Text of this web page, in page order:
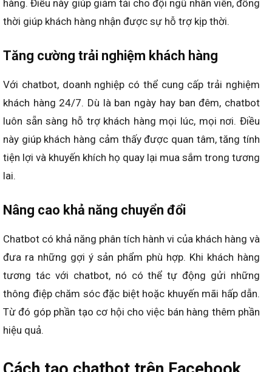
hàng. Điều này giúp giảm tải cho đội ngũ nhân viên, đồng
thời giúp khách hàng nhận được sự hỗ trợ kịp thời.
Tăng cường trải nghiệm khách hàng
Với chatbot, doanh nghiệp có thể cung cấp trải nghiệm
khách hàng 24/7. Dù là ban ngày hay ban đêm, chatbot
luôn sẵn sàng hỗ trợ khách hàng mọi lúc, mọi nơi. Điều
này giúp khách hàng cảm thấy được quan tâm, tăng tính
tiện lợi và khuyến khích họ quay lại mua sắm trong tương
lai.
Nâng cao khả năng chuyển đổi
Chatbot có khả năng phân tích hành vi của khách hàng và
đưa ra những gợi ý sản phẩm phù hợp. Khi khách hàng
tương tác với chatbot, nó có thể tự động gửi những
thông điệp chăm sóc đặc biệt hoặc khuyến mãi hấp dẫn.
Từ đó góp phần tạo cơ hội cho việc bán hàng thêm phần
hiệu quả.